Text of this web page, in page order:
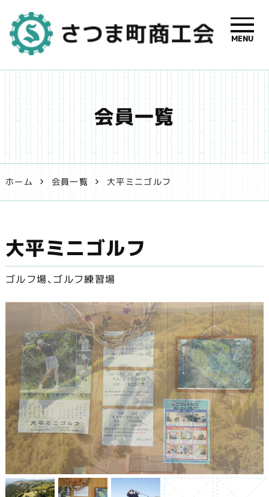
さつま町商
工会【公式】
| 鹿児島県
さつま町の
事業者支援
を応援しま
す！
MENU
会員一覧
ホーム 会員一覧 大平ミニゴルフ
大平ミニゴルフ
ゴルフ場、ゴルフ練習場